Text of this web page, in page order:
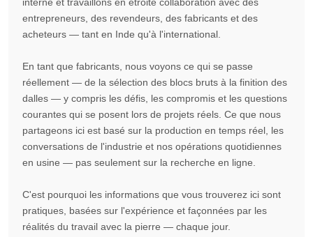
entrepreneurs, des revendeurs, des fabricants et des
acheteurs — tant en Inde qu'à l'international.
En tant que fabricants, nous voyons ce qui se passe
réellement — de la sélection des blocs bruts à la finition des
dalles — y compris les défis, les compromis et les questions
courantes qui se posent lors de projets réels. Ce que nous
partageons ici est basé sur la production en temps réel, les
conversations de l'industrie et nos opérations quotidiennes
en usine — pas seulement sur la recherche en ligne.
C'est pourquoi les informations que vous trouverez ici sont
pratiques, basées sur l'expérience et façonnées par les
réalités du travail avec la pierre — chaque jour.